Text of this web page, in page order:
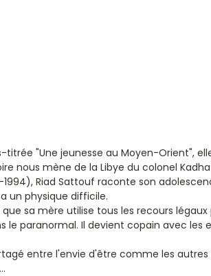
"Une jeunesse au Moyen-Orient",
nous mène de la Libye du colonel
Riad Sattouf raconte son
un physique difficile.
sa mère utilise tous les recours
paranormal. Il devient copain avec les
entre l'envie d'être comme les